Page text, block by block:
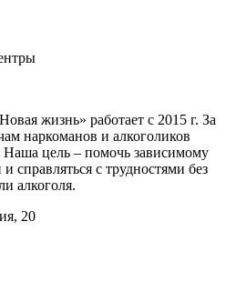
жизнь» работает с 2015 г. За
наркоманов и алкоголиков
Наша цель – помочь зависимому
справляться с трудностями без
алкоголя.
20